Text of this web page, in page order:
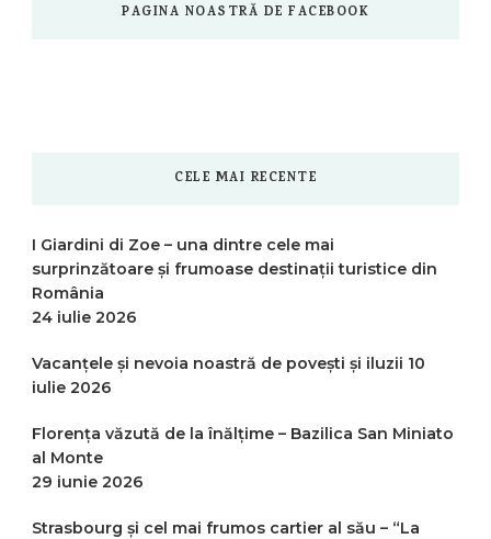
PAGINA NOASTRĂ DE FACEBOOK
CELE MAI RECENTE
I Giardini di Zoe – una dintre cele mai
surprinzătoare și frumoase destinații turistice din
România
24 iulie 2026
Vacanțele și nevoia noastră de povești și iluzii 10
iulie 2026
Florența văzută de la înălțime – Bazilica San Miniato
al Monte
29 iunie 2026
Strasbourg și cel mai frumos cartier al său – “La